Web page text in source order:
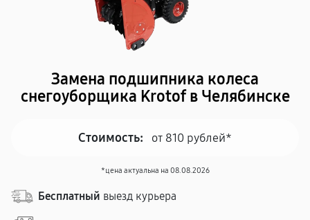
Замена подшипника колеса
снегоуборщика Krotof в Челябинске
Стоимость: от 810 рублей*
*цена актуальна на 08.08.2026
Бесплатный выезд курьера